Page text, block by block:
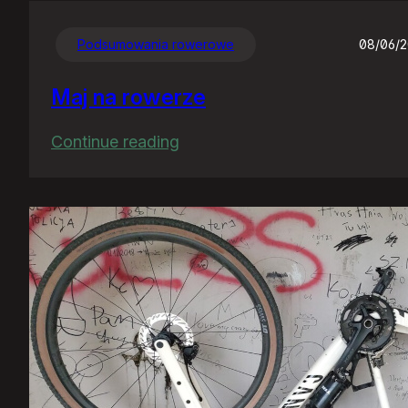
Podsumowania rowerowe 08/06/
Maj na rowerze
Continue reading
rowerze